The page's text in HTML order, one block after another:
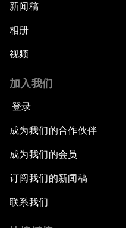
新闻稿
相册
视频
加入我们
登录
成为我们的合作伙伴
成为我们的会员
订阅我们的新闻稿
联系我们